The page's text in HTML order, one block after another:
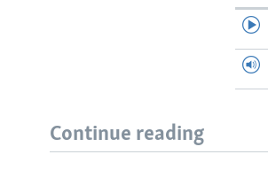
Continue reading